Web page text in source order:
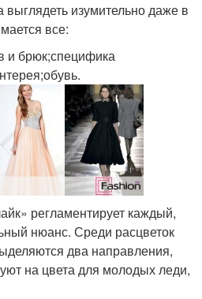
изумительно даже в
все:
и брюк;специфика
регламентирует каждый,
нюанс. Среди расцветок
два направления,
на цвета для молодых леди,